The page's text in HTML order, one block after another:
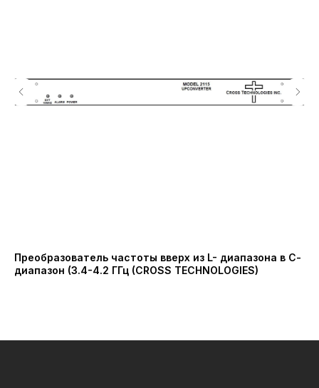
Преобразователь частоты вверх из L- диапазона в С-
диапазон (3.4-4.2 ГГц (CROSS TECHNOLOGIES)